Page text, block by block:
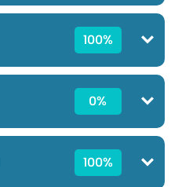
100%
0%
100%